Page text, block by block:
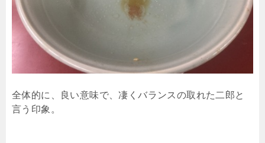
全体的に、良い意味で、凄くバランスの取れた二郎と
言う印象。